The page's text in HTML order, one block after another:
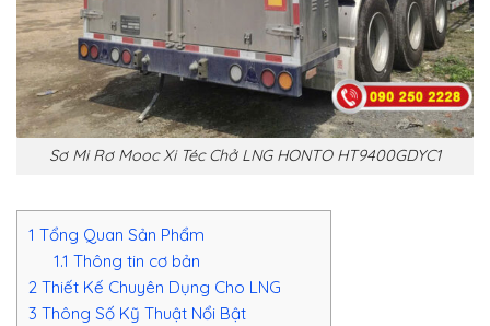
Sơ Mi Rơ Mooc Xi Téc Chở LNG HONTO HT9400GDYC1
1 Tổng Quan Sản Phẩm
1.1 Thông tin cơ bản
2 Thiết Kế Chuyên Dụng Cho LNG
3 Thông Số Kỹ Thuật Nổi Bật